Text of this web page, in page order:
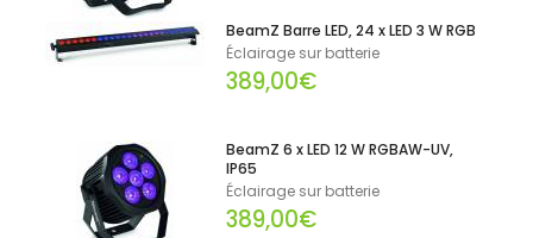
BeamZ Barre LED, 24 x LED 3 W RGB
Éclairage sur batterie
389,00€
BeamZ 6 x LED 12 W RGBAW-UV,
IP65
Éclairage sur batterie
389,00€